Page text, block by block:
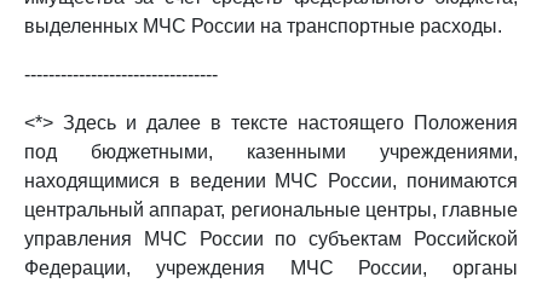
выделенных МЧС России на транспортные расходы.
--------------------------------
<*> Здесь и далее в тексте настоящего Положения
под бюджетными, казенными учреждениями,
находящимися в ведении МЧС России, понимаются
центральный аппарат, региональные центры, главные
управления МЧС России по субъектам Российской
Федерации, учреждения МЧС России, органы